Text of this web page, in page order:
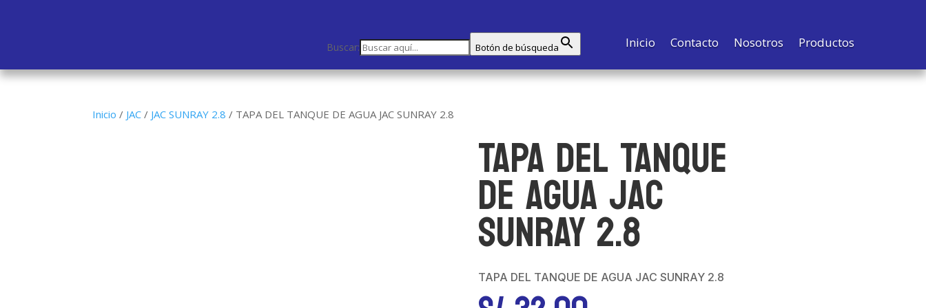
Buscar: Botón de búsqueda Inicio Contacto Nosotros Productos
Inicio / JAC / JAC SUNRAY 2.8 / TAPA DEL TANQUE DE AGUA JAC SUNRAY 2.8
TAPA DEL TANQUE
DE AGUA JAC
SUNRAY 2.8
TAPA DEL TANQUE DE AGUA JAC SUNRAY 2.8